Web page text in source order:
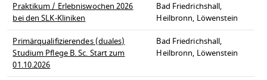
Praktikum / Erlebniswochen 2026
bei den SLK-Kliniken
Bad Friedrichshall,
Heilbronn, Löwenstein
Primärqualifizierendes (duales)
Studium Pflege B. Sc. Start zum
01.10.2026
Bad Friedrichshall,
Heilbronn, Löwenstein